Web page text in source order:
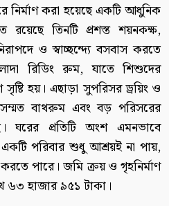
নির্মাণ করা হয়েছে একটি আধুনিক
রয়েছে তিনটি প্রশস্ত শয়নকক্ষ,
ও স্বাচ্ছন্দ্যে বসবাস করতে
রিডিং রুম, যাতে শিশুদের
হয়। এছাড়া সুপরিসর ড্রয়িং ও
বাথরুম এবং বড় পরিসরের
ঘরের প্রতিটি অংশ এমনভাবে
পরিবার শুধু আশ্রয়ই না পায়,
পারে। জমি ক্রয় ও গৃহনির্মাণ
৬৩ হাজার ৯৫১ টাকা।